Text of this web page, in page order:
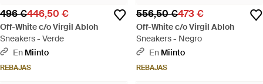
496 €446,50 €
Off-White c/o Virgil Abloh
Sneakers - Verde
En Miinto
REBAJAS
556,50 €473 €
Off-White c/o Virgil Abloh
Sneakers - Negro
En Miinto
REBAJAS